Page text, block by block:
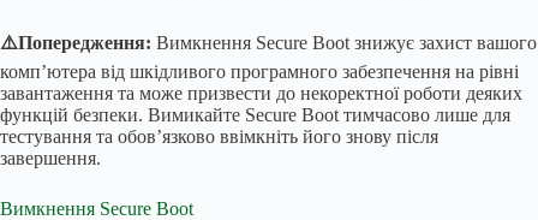
⚠️Попередження: Вимкнення Secure Boot знижує захист вашого
комп’ютера від шкідливого програмного забезпечення на рівні
завантаження та може призвести до некоректної роботи деяких
функцій безпеки. Вимикайте Secure Boot тимчасово лише для
тестування та обов’язково ввімкніть його знову після
завершення.
Вимкнення Secure Boot